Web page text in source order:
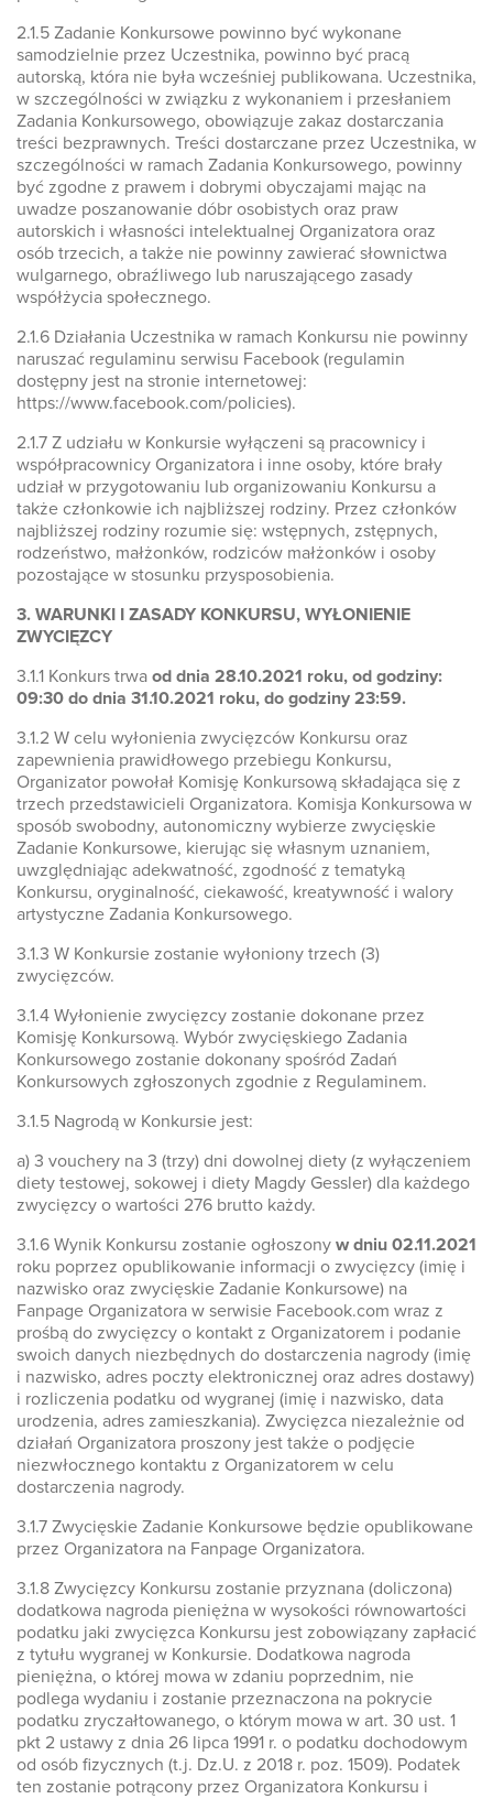
2.1.5 Zadanie Konkursowe powinno być wykonane
samodzielnie przez Uczestnika, powinno być pracą
autorską, która nie była wcześniej publikowana. Uczestnika,
w szczególności w związku z wykonaniem i przesłaniem
Zadania Konkursowego, obowiązuje zakaz dostarczania
treści bezprawnych. Treści dostarczane przez Uczestnika, w
szczególności w ramach Zadania Konkursowego, powinny
być zgodne z prawem i dobrymi obyczajami mając na
uwadze poszanowanie dóbr osobistych oraz praw
autorskich i własności intelektualnej Organizatora oraz
osób trzecich, a także nie powinny zawierać słownictwa
wulgarnego, obraźliwego lub naruszającego zasady
współżycia społecznego.
2.1.6 Działania Uczestnika w ramach Konkursu nie powinny
naruszać regulaminu serwisu Facebook (regulamin
dostępny jest na stronie internetowej:
https://www.facebook.com/policies).
2.1.7 Z udziału w Konkursie wyłączeni są pracownicy i
współpracownicy Organizatora i inne osoby, które brały
udział w przygotowaniu lub organizowaniu Konkursu a
także członkowie ich najbliższej rodziny. Przez członków
najbliższej rodziny rozumie się: wstępnych, zstępnych,
rodzeństwo, małżonków, rodziców małżonków i osoby
pozostające w stosunku przysposobienia.
3. WARUNKI I ZASADY KONKURSU, WYŁONIENIE
ZWYCIĘZCY
3.1.1 Konkurs trwa od dnia 28.10.2021 roku, od godziny:
09:30 do dnia 31.10.2021 roku, do godziny 23:59.
3.1.2 W celu wyłonienia zwycięzców Konkursu oraz
zapewnienia prawidłowego przebiegu Konkursu,
Organizator powołał Komisję Konkursową składająca się z
trzech przedstawicieli Organizatora. Komisja Konkursowa w
sposób swobodny, autonomiczny wybierze zwycięskie
Zadanie Konkursowe, kierując się własnym uznaniem,
uwzględniając adekwatność, zgodność z tematyką
Konkursu, oryginalność, ciekawość, kreatywność i walory
artystyczne Zadania Konkursowego.
3.1.3 W Konkursie zostanie wyłoniony trzech (3)
zwycięzców.
3.1.4 Wyłonienie zwycięzcy zostanie dokonane przez
Komisję Konkursową. Wybór zwycięskiego Zadania
Konkursowego zostanie dokonany spośród Zadań
Konkursowych zgłoszonych zgodnie z Regulaminem.
3.1.5 Nagrodą w Konkursie jest:
a) 3 vouchery na 3 (trzy) dni dowolnej diety (z wyłączeniem
diety testowej, sokowej i diety Magdy Gessler) dla każdego
zwycięzcy o wartości 276 brutto każdy.
3.1.6 Wynik Konkursu zostanie ogłoszony w dniu 02.11.2021
roku poprzez opublikowanie informacji o zwycięzcy (imię i
nazwisko oraz zwycięskie Zadanie Konkursowe) na
Fanpage Organizatora w serwisie Facebook.com wraz z
prośbą do zwycięzcy o kontakt z Organizatorem i podanie
swoich danych niezbędnych do dostarczenia nagrody (imię
i nazwisko, adres poczty elektronicznej oraz adres dostawy)
i rozliczenia podatku od wygranej (imię i nazwisko, data
urodzenia, adres zamieszkania). Zwycięzca niezależnie od
działań Organizatora proszony jest także o podjęcie
niezwłocznego kontaktu z Organizatorem w celu
dostarczenia nagrody.
3.1.7 Zwycięskie Zadanie Konkursowe będzie opublikowane
przez Organizatora na Fanpage Organizatora.
3.1.8 Zwycięzcy Konkursu zostanie przyznana (doliczona)
dodatkowa nagroda pieniężna w wysokości równowartości
podatku jaki zwycięzca Konkursu jest zobowiązany zapłacić
z tytułu wygranej w Konkursie. Dodatkowa nagroda
pieniężna, o której mowa w zdaniu poprzednim, nie
podlega wydaniu i zostanie przeznaczona na pokrycie
podatku zryczałtowanego, o którym mowa w art. 30 ust. 1
pkt 2 ustawy z dnia 26 lipca 1991 r. o podatku dochodowym
od osób fizycznych (t.j. Dz.U. z 2018 r. poz. 1509). Podatek
ten zostanie potrącony przez Organizatora Konkursu i